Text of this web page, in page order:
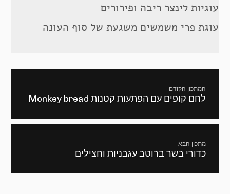
עוגיות לינצר ריבה ופירורים
עוגת פרי משמשים משגעת של סוף העונה
המתכון הקודם
מתכון
לחם קופים עם הפתעות קטנות Monkey bread
מתכון הבא
המתכון
כדורי בשר ברוטב עגבניות וחצילים